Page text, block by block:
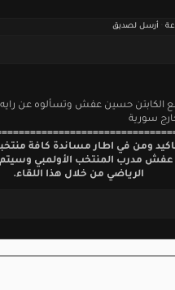
أرسل لصديق
الكابتن حسين عفش وتسألوه عن
سورية
ومن في اطار مساندة كافة
مدرب المنتخب الأولمبي
الرياضي من خلال هذا اللقاء.